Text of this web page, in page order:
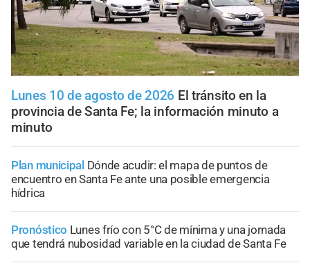
Lunes 10 de agosto de 2026 El tránsito en la
provincia de Santa Fe; la información minuto a
minuto
Plan municipal Dónde acudir: el mapa de puntos de
encuentro en Santa Fe ante una posible emergencia
hídrica
Pronóstico Lunes frío con 5°C de mínima y una jornada
que tendrá nubosidad variable en la ciudad de Santa Fe